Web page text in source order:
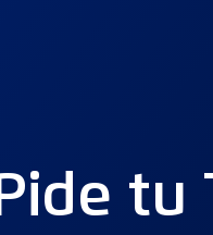
Pide tu